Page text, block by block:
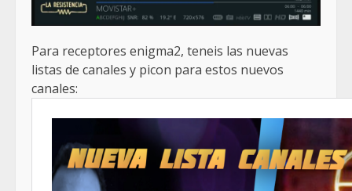
Para receptores enigma2, teneis las nuevas
listas de canales y picon para estos nuevos
canales: